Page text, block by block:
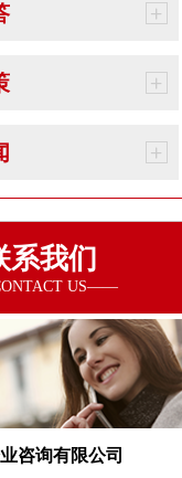
系我们
咨询有限公司